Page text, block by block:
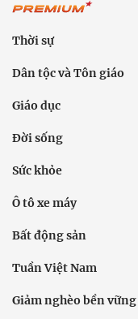
Thời sự
Dân tộc và Tôn giáo
Giáo dục
Đời sống
Sức khỏe
Ô tô xe máy
Bất động sản
Tuần Việt Nam
Giảm nghèo bền vững